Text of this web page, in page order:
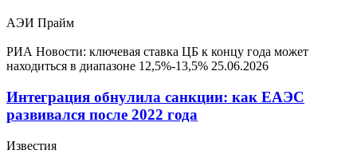
АЭИ Прайм
РИА Новости: ключевая ставка ЦБ к концу года может
находиться в диапазоне 12,5%-13,5% 25.06.2026
Интеграция обнулила санкции: как ЕАЭС
развивался после 2022 года
Известия